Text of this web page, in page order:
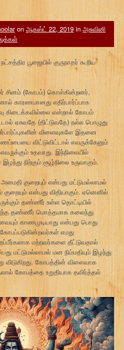
on ஆகஸ்ட் 22, 2019 in அசுவினி
பூஜையில் குருநாதர் கூறிய
சினம் (கோபம்) கொள்கின்றனர்,
காரணமானது எதிர்பார்ப்பாக
கிடைக்கவில்லை என்றால் கோபம்
ஏசுவதே (திட்டுவதே) நல்ல பொழுது
விளைவுகளே இதனை
விட்டுவிட்டால் எவருக்கேனும்
உதவாது. இந்நிலையில்
நிற்கும் சூழ்நிலை உருவாகும்.
குறையும் என்பது மட்டுமல்லாமல்
என்பது விதியாகும். ஏனெனில்
தண்ணீர் உள்ள தொட்டியில்
அந்த தண்ணீர் மொத்தமாக கலைந்து
காணமுடியாது என்பது பொது
எமது
மற்றவர்களை தீட்டுவதால்
மட்டுமல்லாமல் மன நிம்மதியும் இழந்து
விடுகிறது. கோபத்தின் விளைவாக
கோபத்தை உறுதியாக தவிர்த்தல்